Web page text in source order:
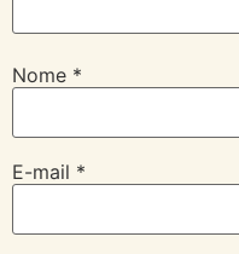
Nome *
E-mail *